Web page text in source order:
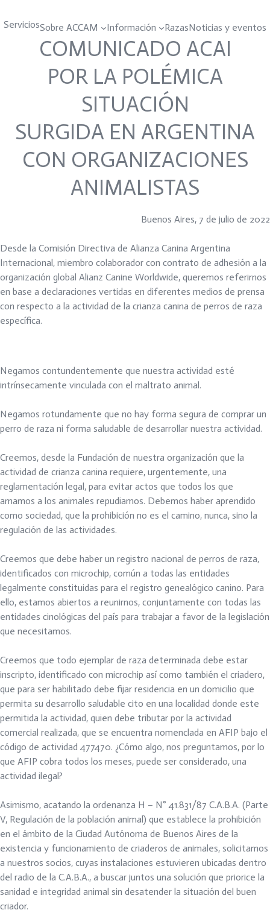
ServiciosSobre ACCAM Información RazasNoticias y eventos
COMUNICADO ACAI
POR LA POLÉMICA
SITUACIÓN
SURGIDA EN ARGENTINA
CON ORGANIZACIONES
ANIMALISTAS
Buenos Aires, 7 de julio de 2022
Desde la Comisión Directiva de Alianza Canina Argentina
Internacional, miembro colaborador con contrato de adhesión a la
organización global Alianz Canine Worldwide, queremos referirnos
en base a declaraciones vertidas en diferentes medios de prensa
con respecto a la actividad de la crianza canina de perros de raza
específica.
Negamos contundentemente que nuestra actividad esté
intrínsecamente vinculada con el maltrato animal.
Negamos rotundamente que no hay forma segura de comprar un
perro de raza ni forma saludable de desarrollar nuestra actividad.
Creemos, desde la Fundación de nuestra organización que la
actividad de crianza canina requiere, urgentemente, una
reglamentación legal, para evitar actos que todos los que
amamos a los animales repudiamos. Debemos haber aprendido
como sociedad, que la prohibición no es el camino, nunca, sino la
regulación de las actividades.
Creemos que debe haber un registro nacional de perros de raza,
identificados con microchip, común a todas las entidades
legalmente constituidas para el registro genealógico canino. Para
ello, estamos abiertos a reunirnos, conjuntamente con todas las
entidades cinológicas del país para trabajar a favor de la legislación
que necesitamos.
Creemos que todo ejemplar de raza determinada debe estar
inscripto, identificado con microchip así como también el criadero,
que para ser habilitado debe fijar residencia en un domicilio que
permita su desarrollo saludable cito en una localidad donde este
permitida la actividad, quien debe tributar por la actividad
comercial realizada, que se encuentra nomenclada en AFIP bajo el
código de actividad 477470. ¿Cómo algo, nos preguntamos, por lo
que AFIP cobra todos los meses, puede ser considerado, una
actividad ilegal?
Asimismo, acatando la ordenanza H – N° 41.831/87 C.A.B.A. (Parte
V, Regulación de la población animal) que establece la prohibición
en el ámbito de la Ciudad Autónoma de Buenos Aires de la
existencia y funcionamiento de criaderos de animales, solicitamos
a nuestros socios, cuyas instalaciones estuvieren ubicadas dentro
del radio de la C.A.B.A., a buscar juntos una solución que priorice la
sanidad e integridad animal sin desatender la situación del buen
criador.